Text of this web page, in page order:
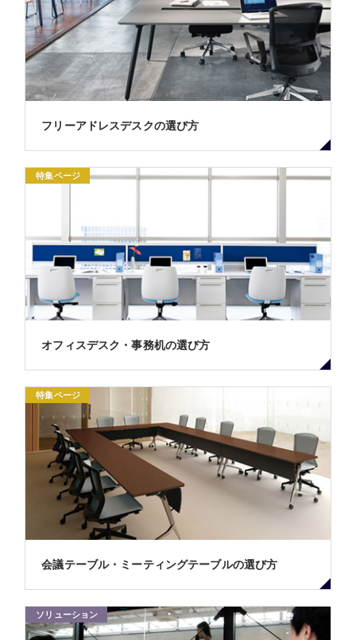
フリーアドレスデスクの選び方
特集ページ
オフィスデスク・事務机の選び方
特集ページ
会議テーブル・ミーティングテーブルの選び方
ソリューション